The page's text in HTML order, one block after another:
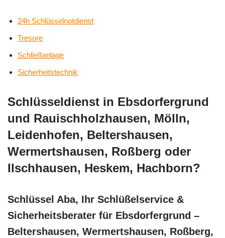
24h Schlüsselnotdienst
Tresore
Schließanlage
Sicherheitstechnik
Schlüsseldienst in Ebsdorfergrund
und Rauischholzhausen, Mölln,
Leidenhofen, Beltershausen,
Wermertshausen, Roßberg oder
Ilschhausen, Heskem, Hachborn?
Schlüssel Aba, Ihr Schlüßelservice &
Sicherheitsberater für Ebsdorfergrund –
Beltershausen, Wermertshausen, Roßberg,